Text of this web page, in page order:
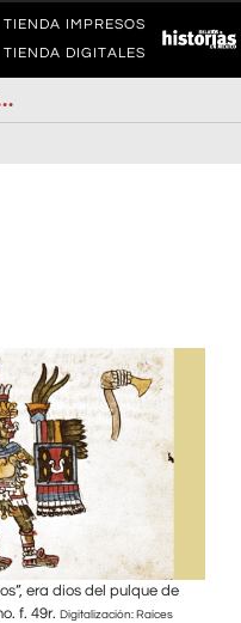
TIENDA IMPRESOS
TIENDA DIGITALES
era dios del pulque de
f. 49r. Digitalización: Raíces